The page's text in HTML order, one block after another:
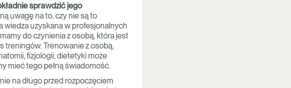
sprawdzić jego
uwagę na to, czy nie są to
wiedza uzyskana w profesjonalnych
do czynienia z osobą, która jest
treningów. Trenowanie z osobą,
fizjologii, dietetyki może
mieć tego pełną świadomość.
na długo przed rozpoczęciem